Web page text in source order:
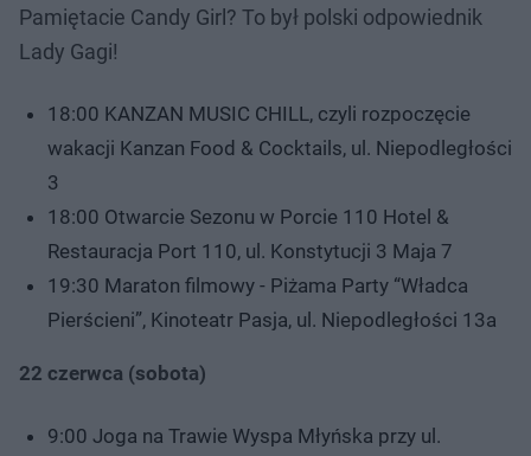
Pamiętacie Candy Girl? To był polski odpowiednik
Lady Gagi!
18:00 KANZAN MUSIC CHILL, czyli rozpoczęcie
wakacji Kanzan Food & Cocktails, ul. Niepodległości
3
18:00 Otwarcie Sezonu w Porcie 110 Hotel &
Restauracja Port 110, ul. Konstytucji 3 Maja 7
19:30 Maraton filmowy - Piżama Party “Władca
Pierścieni”, Kinoteatr Pasja, ul. Niepodległości 13a
22 czerwca (sobota)
9:00 Joga na Trawie Wyspa Młyńska przy ul.